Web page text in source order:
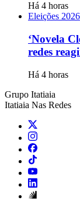
Há 4 horas
Eleições 2026
‘Novela
redes
Há 4 horas
Grupo Itatiaia
Itatiaia Nas Redes